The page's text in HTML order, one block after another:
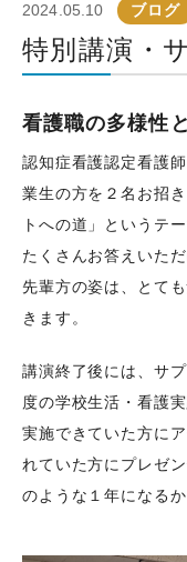
2024.05.10 ブログ
特別講演・
看護職の多様性
認知症看護認定看護
業生の方を２名お招
トへの道」というテ
たくさんお答えいた
先輩方の姿は、とて
きます。
講演終了後には、サ
度の学校生活・看護
実施できていた方に
れていた方にプレゼ
のような１年になる